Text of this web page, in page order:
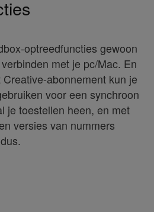
optreedfuncties gewoon
met je pc/Mac. En
abonnement kun je
voor een synchroon
je toestellen heen, en met
versies van nummers